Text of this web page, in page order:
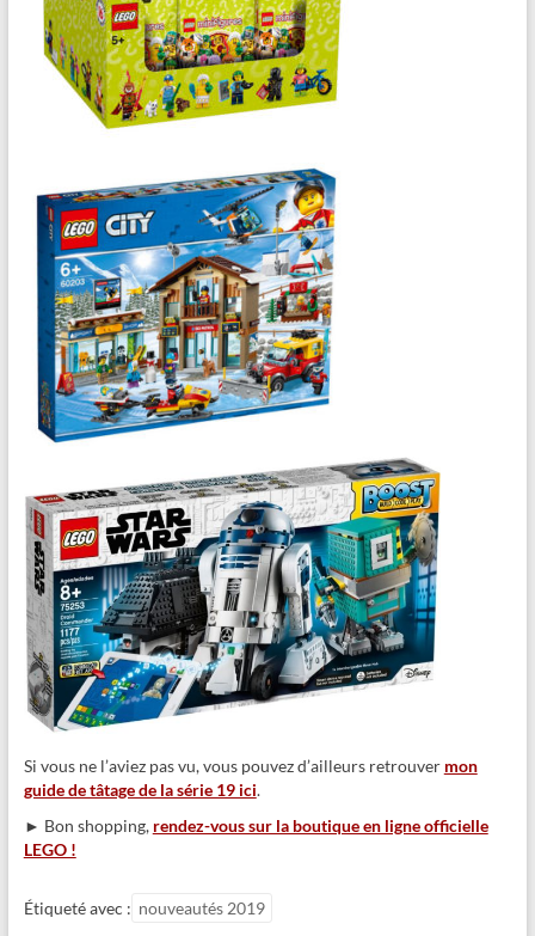
Si vous ne l’aviez pas vu, vous pouvez d’ailleurs retrouver mon
guide de tâtage de la série 19 ici.
► Bon shopping, rendez-vous sur la boutique en ligne officielle
LEGO !
Étiqueté avec : nouveautés 2019